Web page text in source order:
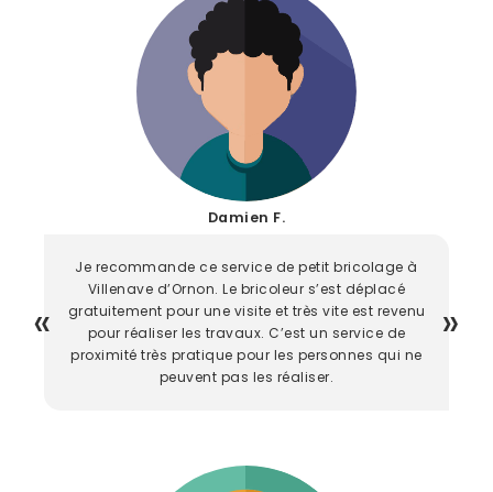
Damien F.
Je recommande ce service de petit bricolage à
Villenave d’Ornon. Le bricoleur s’est déplacé
gratuitement pour une visite et très vite est revenu
pour réaliser les travaux. C’est un service de
proximité très pratique pour les personnes qui ne
peuvent pas les réaliser.